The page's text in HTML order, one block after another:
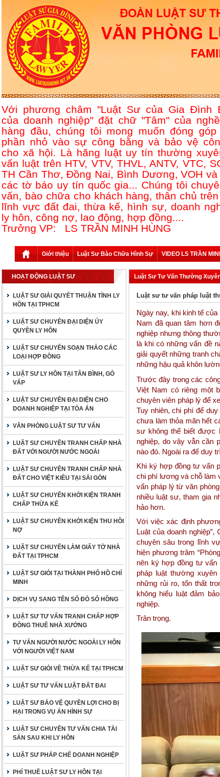
Với phương châm "Luật Sư của Gia Đình
của doanh nghiệp" đặt chữ "Tâm" của
hàng đầu, chúng tôi mong muốn đóng góp
phần nhỏ vào sự công bằng và bảo vệ
cho xã hội. Là hãng luật uy tín thường
vấn luật trên HTV, VTV, THVL, ANTV, VTC,
TH Cần Thơ, Đồng Nai, Bình Dương, VOH và
các tờ báo uy tín quốc gia... Chúng tôi
vấn, bào chữa cho khách hàng, thân chủ
lĩnh vực đất đai, thừa kế, hình sự, doanh
ly hôn, công nợ, lao động, hợp đồng....
Trưởng VP: LS TRẦN MINH HÙNG
Giới thiệu Luật Sư Bào Chữa Hình Sự VIDEO LS TRẦN
HOẠT ĐỘNG LUẬT SƯ
LUẬT SƯ GIẢI QUYẾT THUẬN TÌNH LY
HÔN TẠI TPHCM
LUẬT SƯ CHUYÊN ĐẠI DIỆN ỦY
QUYỀN LY HÔN
LUẬT SƯ CHUYÊN SOẠN THẢO CÁC
LOẠI HỢP ĐỒNG
LUẬT SƯ LY HÔN TẠI TÂN BÌNH, GÒ
VẤP
LUẬT SƯ CHUYÊN ĐẠI DIỆN CHO
DOANH NGHIỆP TẠI TÒA ÁN
VĂN PHÒNG LUẬT SƯ TƯ VẤN
LUẬT SƯ CHUYÊN TRANH CHẤP NHÀ
ĐẤT VỚI NGƯỜI NƯỚC NGOÀI
LUẬT SƯ CHUYÊN TRANH CHẤP NHÀ
ĐẤT CHO VIỆT KIỀU TẠI SÀI GÒN
LUẬT SƯ CHUYÊN KHỞI KIỆN TRANH
CHẤP THỪA KẾ
LUẬT SƯ CHUYÊN KHỞI KIỆN THU HỒI
NỢ
LUẬT SƯ CHUYÊN LÀM GIẤY TỜ NHÀ
ĐẤT TẠI TPHCM
LUẬT SƯ GIỎI TẠI THÀNH PHỐ HỒ CHÍ
MINH
DỊCH VỤ SANG TÊN SỔ ĐỎ SỔ HỒNG
LUẬT SƯ TƯ VẤN TRANH CHẤP HỢP
ĐỒNG THUÊ NHÀ XƯỞNG
TƯ VẤN NGƯỜI NƯỚC NGOÀI LY HÔN
VỚI NGƯỜI VIỆT NAM
LUẬT SƯ GIỎI VỀ THỪA KẾ TẠI TPHCM
LUẬT SƯ TƯ VẤN LUẬT ĐẤT ĐAI
LUẬT SƯ BẢO VỆ QUYỀN LỢI CHO BỊ
HẠI TRONG VỤ ÁN HÌNH SỰ
LUẬT SƯ CHUYÊN TƯ VẤN CHIA TÀI
SẢN SAU KHI LY HÔN
LUẬT SƯ PHÁP CHẾ DOANH NGHIỆP
PHÍ THUÊ LUẬT SƯ LY HÔN TẠI
Luật Sư Tư Vấn Thường
Luật sư tư vấn pháp luật
Ngày nay, khi kinh tế
Nam đã quan tâm hơn
nghiệp nhưng thông
là khi có những vấn đề
giải quyết những tranh
những hậu quả khôn
Trước đây trong các
Việt Nam có riêng một
chuyên viên pháp lý để
Tuy nhiên, chi phí để
chưa làm thỏa mãn hết
sư không thể biết được
nghiệp, do vậy vẫn cần
nào đó. Ngoài ra để duy
Khi ký hợp đồng tư vấn
chi phí lương và chỗ làm
vấn pháp lý từ văn
nhiều luật sư, tham gia
hảo hơn.
Với việc xác định
Luật của doanh
chuyên sâu trong lĩnh
hiện phương trâm
nên ký hợp đồng tư
pháp luật thường
những rủi ro, tổn thất
không hiểu luật đảm
nghiệp.
Trân trọng.